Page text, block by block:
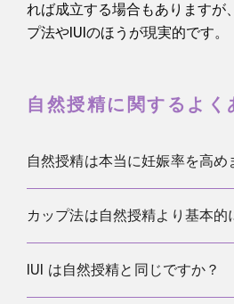
れば成立する場合もありますが
プ法やIUIのほうが現実的です。
自然授精に関するよく
自然授精は本当に妊娠率を高め
いいえ、そう示す強い根拠は
問題がないことです。
カップ法は自然授精より基本的
いいえ。方法が違うだけで、
IUI は自然授精と同じですか？